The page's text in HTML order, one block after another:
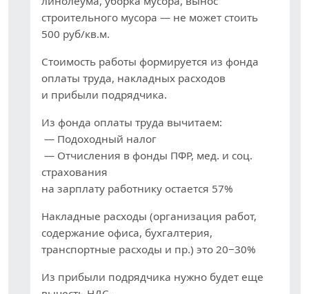
строительного мусора — не может стоить
500 руб/кв.м.
Стоимость работы формируется из фонда
оплаты труда, накладных расходов
и прибыли подрядчика.
Из фонда оплаты труда вычитаем:
— Подоходный налог
— Отчисления в фонды ПФР, мед. и соц.
страхования
на зарплату работнику остается 57%
Накладные расходы (организация работ,
содержание офиса, бухгалтерия,
транспортные расходы и пр.) это 20−30%
Из прибыли подрядчика нужно будет еще